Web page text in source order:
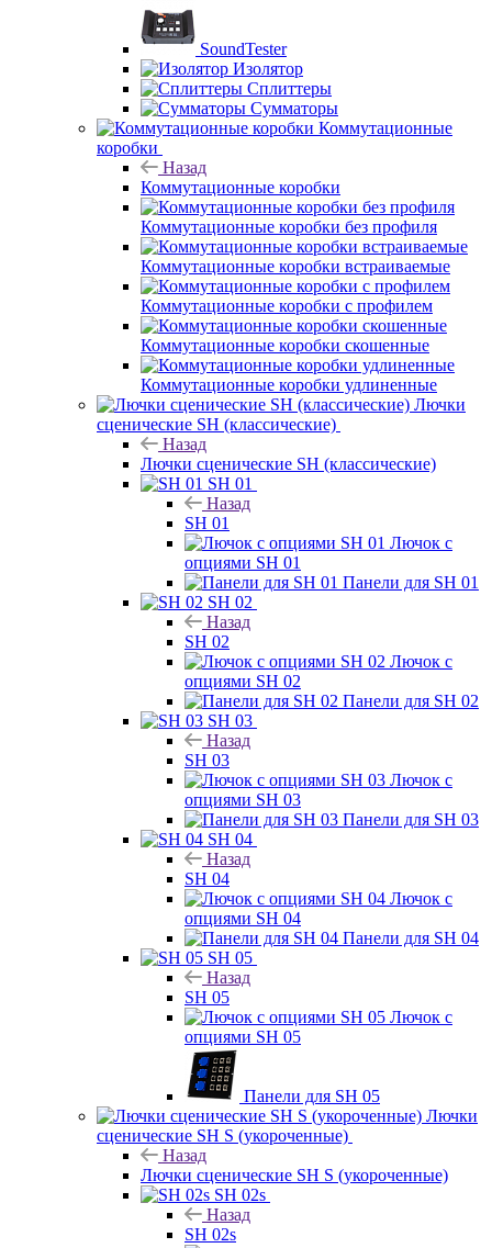
SoundTester
Изолятор
Сплиттеры
Сумматоры
Коммутационные
коробки
Назад
Коммутационные коробки
Коммутационные коробки без профиля
Коммутационные коробки встраиваемые
Коммутационные коробки с профилем
Коммутационные коробки скошенные
Коммутационные коробки удлиненные
Лючки
сценические SH (классические)
Назад
Лючки сценические SH (классические)
SH 01
Назад
SH 01
Лючок с
опциями SH 01
Панели для SH 01
SH 02
Назад
SH 02
Лючок с
опциями SH 02
Панели для SH 02
SH 03
Назад
SH 03
Лючок с
опциями SH 03
Панели для SH 03
SH 04
Назад
SH 04
Лючок с
опциями SH 04
Панели для SH 04
SH 05
Назад
SH 05
Лючок с
опциями SH 05
Панели для SH 05
Лючки
сценические SH S (укороченные)
Назад
Лючки сценические SH S (укороченные)
SH 02s
Назад
SH 02s